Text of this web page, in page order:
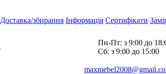
Доставка/збирання Інформація Сертифікати
Пн-Пт: з 9:00 до
Cб: з 9:00 до 15:00